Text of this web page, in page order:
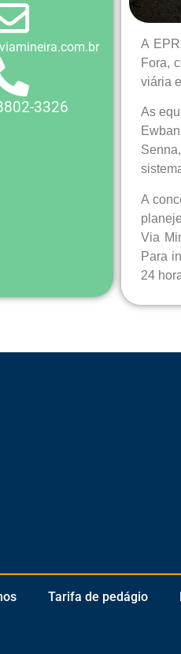
3326
A
Fora,
viária
As
A
Via
Para
24
Tarifa de pedágio